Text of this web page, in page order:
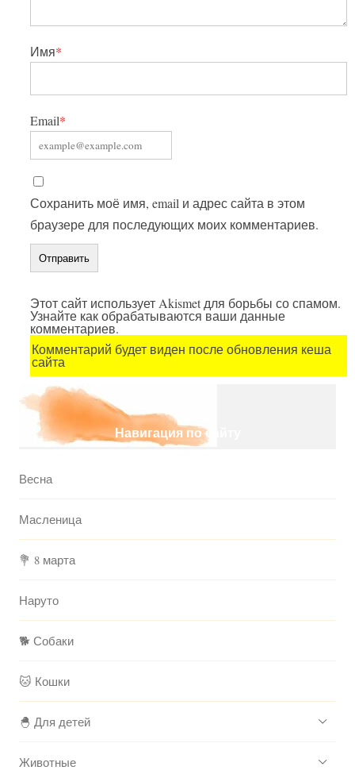
Имя*
Email*
Сохранить моё имя, email и адрес сайта в этом
браузере для последующих моих комментариев.
Этот сайт использует Akismet для борьбы со спамом.
Узнайте как обрабатываются ваши данные
комментариев.
Комментарий будет виден после обновления кеша
сайта
Навигация по сайту
Весна
Масленица
💐 8 марта
Наруто
🐕 Собаки
🐱 Кошки
🐣 Для детей
Животные